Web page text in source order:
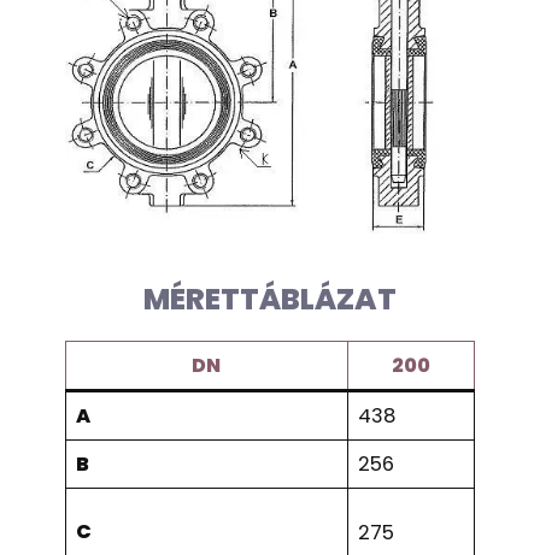
MÉRETTÁBLÁZAT
DN
200
A
438
B
256
C 275